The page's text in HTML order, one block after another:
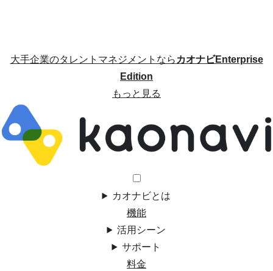
大手企業のタレントマネジメントならカオナビEnterprise
Edition
もっと見る
カオナビとは
機能
活用シーン
サポート
料金